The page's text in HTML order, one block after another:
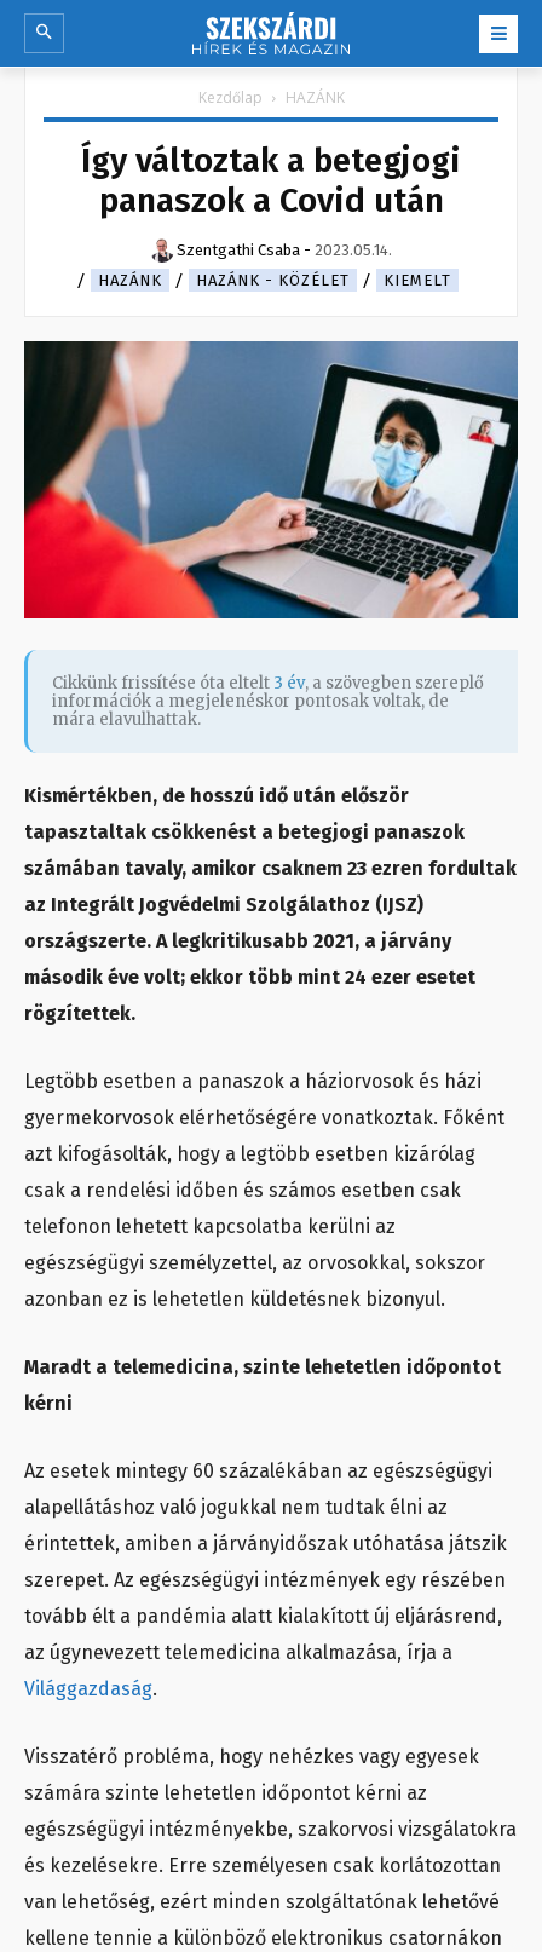
Kezdőlap HAZÁNK
Így változtak a betegjogi
panaszok a Covid után
Szentgathi Csaba - 2023.05.14.
HAZÁNK
HAZÁNK - KÖZÉLET KIEMELT
Cikkünk frissítése óta eltelt 3 év, a szövegben szereplő
információk a megjelenéskor pontosak voltak, de
mára elavulhattak.
Kismértékben, de hosszú idő után először
tapasztaltak csökkenést a betegjogi panaszok
számában tavaly, amikor csaknem 23 ezren fordultak
az Integrált Jogvédelmi Szolgálathoz (IJSZ)
országszerte. A legkritikusabb 2021, a járvány
második éve volt; ekkor több mint 24 ezer esetet
rögzítettek.
Legtöbb esetben a panaszok a háziorvosok és házi
gyermekorvosok elérhetőségére vonatkoztak. Főként
azt kifogásolták, hogy a legtöbb esetben kizárólag
csak a rendelési időben és számos esetben csak
telefonon lehetett kapcsolatba kerülni az
egészségügyi személyzettel, az orvosokkal, sokszor
azonban ez is lehetetlen küldetésnek bizonyul.
Maradt a telemedicina, szinte lehetetlen időpontot
kérni
Az esetek mintegy 60 százalékában az egészségügyi
alapellátáshoz való jogukkal nem tudtak élni az
érintettek, amiben a járványidőszak utóhatása játszik
szerepet. Az egészségügyi intézmények egy részében
tovább élt a pandémia alatt kialakított új eljárásrend,
az úgynevezett telemedicina alkalmazása, írja a
Világgazdaság.
Visszatérő probléma, hogy nehézkes vagy egyesek
számára szinte lehetetlen időpontot kérni az
egészségügyi intézményekbe, szakorvosi vizsgálatokra
és kezelésekre. Erre személyesen csak korlátozottan
van lehetőség, ezért minden szolgáltatónak lehetővé
kellene tennie a különböző elektronikus csatornákon